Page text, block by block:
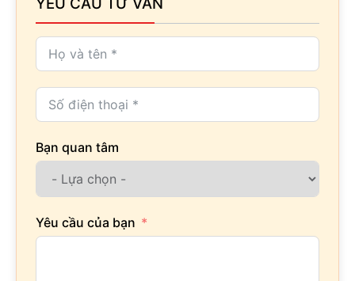
Bạn quan tâm
Yêu cầu của bạn